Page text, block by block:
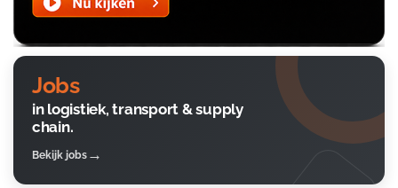
Jobs
in logistiek, transport & supply
chain.
Bekijk jobs